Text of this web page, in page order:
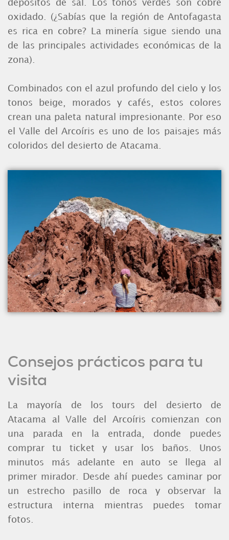
depósitos de sal. Los tonos verdes son cobre
oxidado. (¿Sabías que la región de Antofagasta
es rica en cobre? La minería sigue siendo una
de las principales actividades económicas de la
zona).
Combinados con el azul profundo del cielo y los
tonos beige, morados y cafés, estos colores
crean una paleta natural impresionante. Por eso
el Valle del Arcoíris es uno de los paisajes más
coloridos del desierto de Atacama.
Consejos prácticos para tu
visita
La mayoría de los tours del desierto de
Atacama al Valle del Arcoíris comienzan con
una parada en la entrada, donde puedes
comprar tu ticket y usar los baños. Unos
minutos más adelante en auto se llega al
primer mirador. Desde ahí puedes caminar por
un estrecho pasillo de roca y observar la
estructura interna mientras puedes tomar
fotos.